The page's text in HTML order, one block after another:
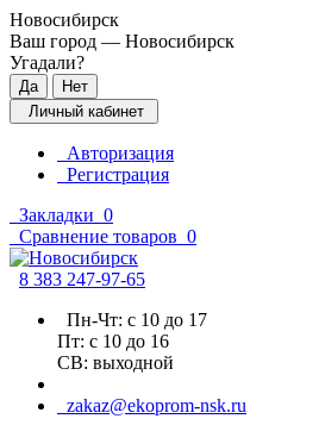
Новосибирск
Ваш город — Новосибирск
Угадали?
Личный кабинет
Авторизация
Регистрация
Закладки 0
Сравнение товаров 0
8 383 247-97-65
Пн-Чт: с 10 до 17
Пт: с 10 до 16
СВ: выходной
zakaz@ekoprom-nsk.ru